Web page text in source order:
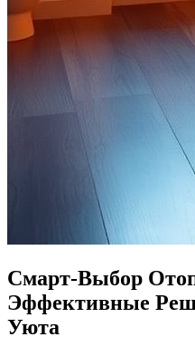
Смарт-Выбор
Эффективные
Уюта